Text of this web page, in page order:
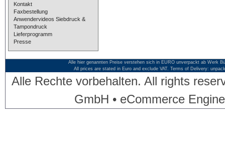
Kontakt
Faxbestellung
Anwendervideos Siebdruck &
Tampondruck
Lieferprogramm
Presse
Alle hier genannten Preise verstehen sich in EURO unverpackt ab Werk
All prices are stated in Euro and exclude VAT. Terms of Delivery:
Alle Rechte vorbehalten. All rights
GmbH • eCommerce